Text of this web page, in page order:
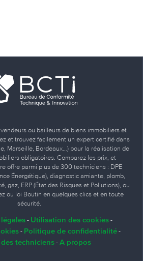
ou bailleurs de biens immobiliers et
et trouvez facilement un expert certifié dans
Marseille, Bordeaux…) pour la réalisation de
obligatoires. Comparez les prix, et
offre parmi plus de 300 techniciens : DPE
Énergétique), diagnostic amiante, plomb,
gaz, ERP (État des Risques et Pollutions), ou
ou loi Boutin en quelques clics et en toute
sécurité.
- Utilisation des cookies -
- Politique de confidentialité -
techniciens- A propos